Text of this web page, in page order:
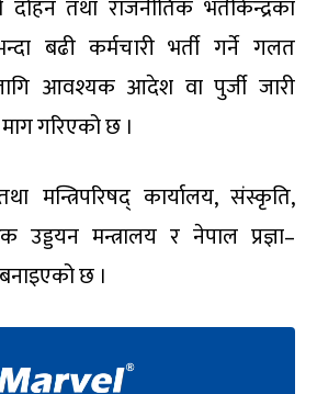
दोहन तथा राजनीतिक भर्तीकेन्द्रका
बढी कर्मचारी भर्ती गर्ने गलत
आवश्यक आदेश वा पुर्जी जारी
गरिएको छ ।
तथा मन्त्रिपरिषद् कार्यालय, संस्कृति,
उड्डयन मन्त्रालय र नेपाल प्रज्ञा–
बनाइएको छ ।